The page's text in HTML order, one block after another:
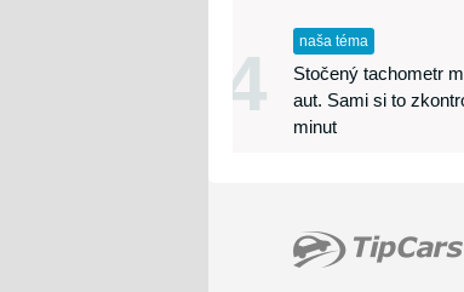
4 naša téma
Stočený tachometr
aut. Sami si to
minut